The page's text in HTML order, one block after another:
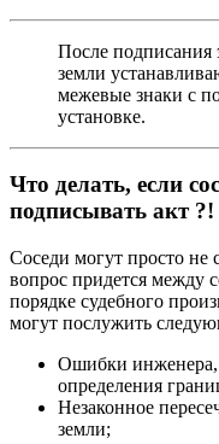
После подписания
земли
межевые знаки с
установке.
Что делать, если
подписывать акт ?!
Соседи могут просто не
вопрос придется между
порядке судебного
могут послужить
Ошибки инженера,
определения
Незаконное
земли;